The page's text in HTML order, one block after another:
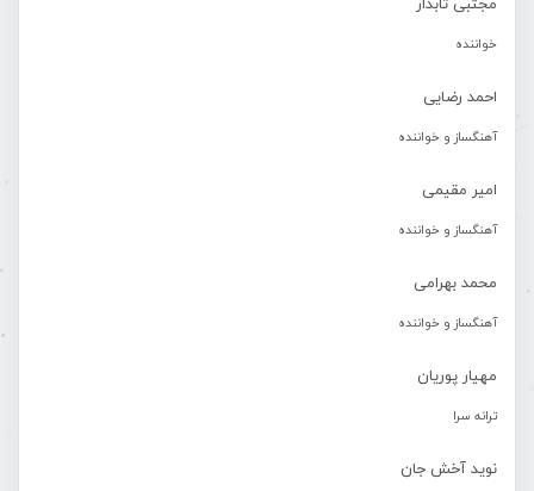
مجتبی تابدار
خواننده
احمد رضایی
آهنگساز و خواننده
امیر مقیمی
آهنگساز و خواننده
محمد بهرامی
آهنگساز و خواننده
مهیار پوریان
ترانه سرا
نوید آخش جان